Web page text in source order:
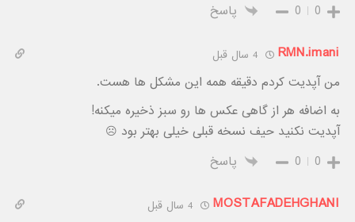
0
0 پاسخ
RMN.imani
من آپدیت کردم دقیقه همه این مشکل ها هست.
به اضافه هر از گاهی عکس ها رو سبز ذخیره میکنه!
آپدیت نکنید حیف نسخه قبلی خیلی بهتر بود ☹️
0
0 پاسخ
MOSTAFADEHGHANI